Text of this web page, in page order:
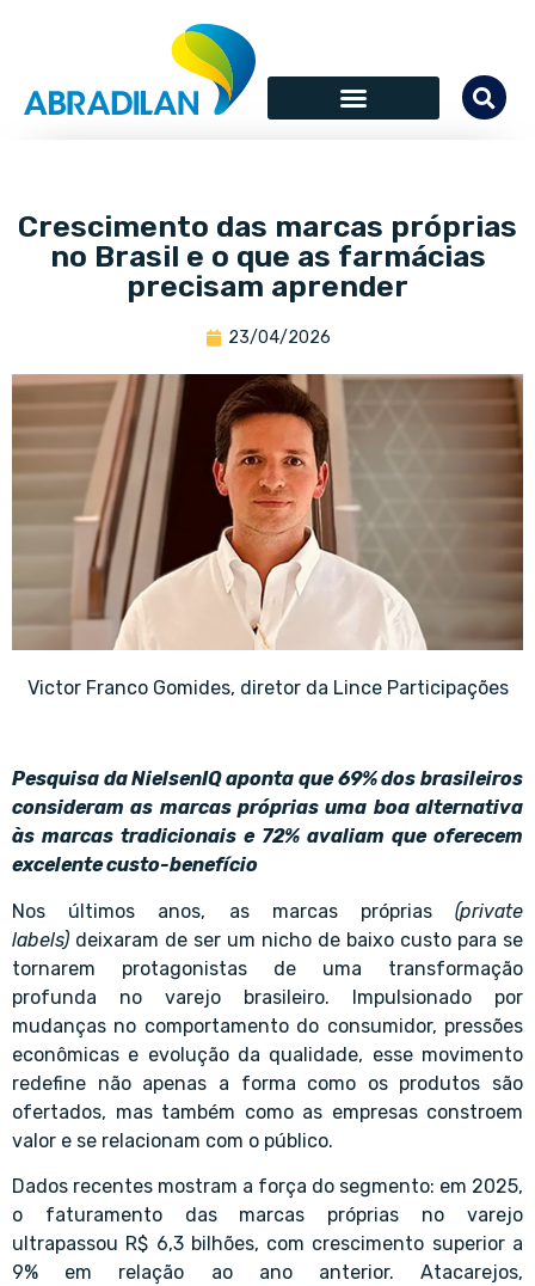
Crescimento das marcas próprias
no Brasil e o que as farmácias
precisam aprender
23/04/2026
Victor Franco Gomides, diretor da Lince Participações
Pesquisa da NielsenIQ aponta que 69% dos brasileiros
consideram as marcas próprias uma boa alternativa
às marcas tradicionais e 72% avaliam que oferecem
excelente custo-benefício
Nos últimos anos, as marcas próprias (private
labels) deixaram de ser um nicho de baixo custo para se
tornarem protagonistas de uma transformação
profunda no varejo brasileiro. Impulsionado por
mudanças no comportamento do consumidor, pressões
econômicas e evolução da qualidade, esse movimento
redefine não apenas a forma como os produtos são
ofertados, mas também como as empresas constroem
valor e se relacionam com o público.
Dados recentes mostram a força do segmento: em 2025,
o faturamento das marcas próprias no varejo
ultrapassou R$ 6,3 bilhões, com crescimento superior a
9% em relação ao ano anterior. Atacarejos,